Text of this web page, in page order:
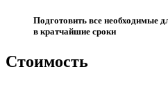
Подготовить все необходимые
в кратчайшие сроки
Стоимость